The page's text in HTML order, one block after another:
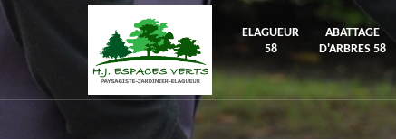
ELAGUEUR
58
ABATTAGE
D'ARBRES 58